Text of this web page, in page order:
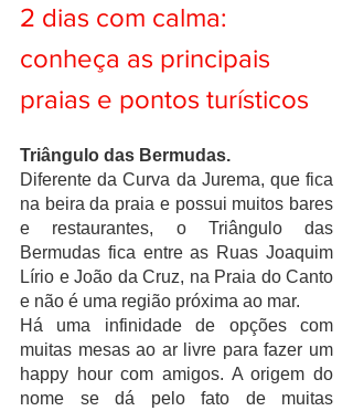
2 dias com calma:
conheça as principais
praias e pontos turísticos
Triângulo das Bermudas.
Diferente da Curva da Jurema, que fica
na beira da praia e possui muitos bares
e restaurantes, o Triângulo das
Bermudas fica entre as Ruas Joaquim
Lírio e João da Cruz, na Praia do Canto
e não é uma região próxima ao mar.
Há uma infinidade de opções com
muitas mesas ao ar livre para fazer um
happy hour com amigos. A origem do
nome se dá pelo fato de muitas